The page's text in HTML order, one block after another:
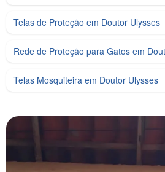
Telas de Proteção em Doutor Ulysses
Rede de Proteção para Gatos em
Telas Mosquiteira em Doutor Ulysses